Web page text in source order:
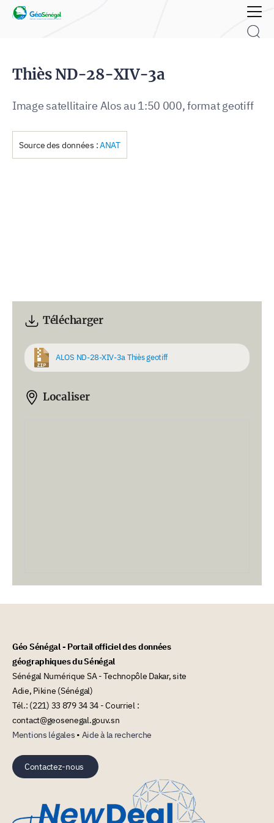
Rechercher :
Thiès ND-28-XIV-3a
Image satellitaire Alos au 1:50 000, format geotiff
Source des données :ANAT
Télécharger
ALOS ND-28-XIV-3a Thiès geotiff
Localiser
Géo Sénégal - Portail officiel des données
géographiques du Sénégal
Sénégal Numérique SA - Technopôle Dakar, site
Adie, Pikine (Sénégal)
Tél.: (221) 33 879 34 34 - Courriel :
contact@geosenegal.gouv.sn
Mentions légales • Aide à la recherche
Contactez-nous